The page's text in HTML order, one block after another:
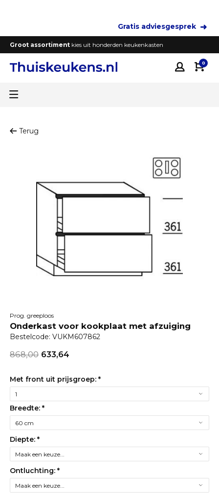
Gratis adviesgesprek
Groot assortiment kies uit honderden keukenkasten
0
Terug
Prog. greeploos
Onderkast voor kookplaat met afzuiging
Bestelcode: VUKM607862
868,00 633,64
Met front uit prijsgroep: *
Breedte: *
Diepte: *
Ontluchting: *